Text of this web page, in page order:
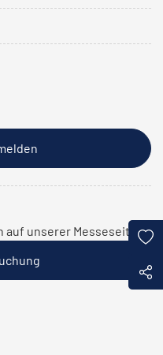
auf unserer Messeseite: